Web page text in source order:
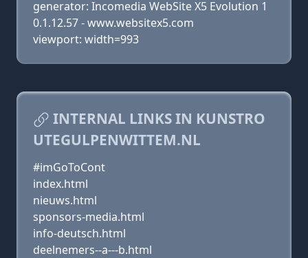
generator: Incomedia WebSite X5 Evolution 1
0.1.12.57 - www.websitex5.com
viewport: width=993
INTERNAL LINKS IN KUNSTRO
UTEGULPENWITTEM.NL
#imGoToCont
index.html
nieuws.html
sponsors-media.html
info-deutsch.html
deelnemers--a---b.html